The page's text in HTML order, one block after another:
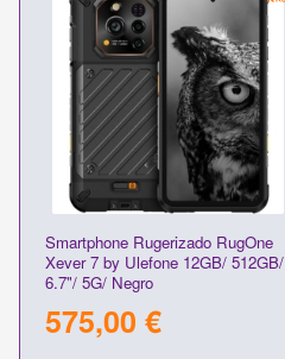
Smartphone Rugerizado RugOne
Xever 7 by Ulefone 12GB/ 512GB/
6.7"/ 5G/ Negro
575,00 €